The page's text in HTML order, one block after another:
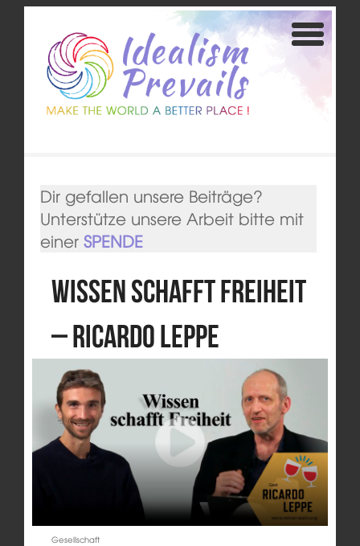
Dir gefallen unsere Beiträge?
Unterstütze unsere Arbeit bitte mit
einer SPENDE
Wissen schafft Freiheit
– Ricardo Leppe
Gesellschaft